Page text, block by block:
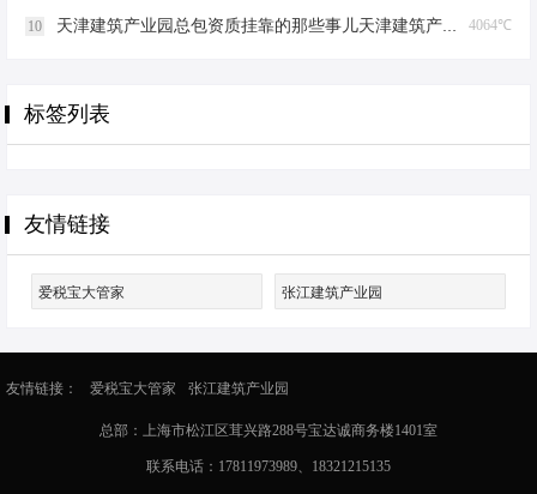
4064℃
10 天津建筑产业园总包资质挂靠的那些事儿天津建筑产业园总包资质挂靠
标签列表
友情链接
爱税宝大管家 张江建筑产业园
友情链接： 爱税宝大管家 张江建筑产业园
总部：上海市松江区茸兴路288号宝达诚商务楼1401室
联系电话：17811973989、18321215135